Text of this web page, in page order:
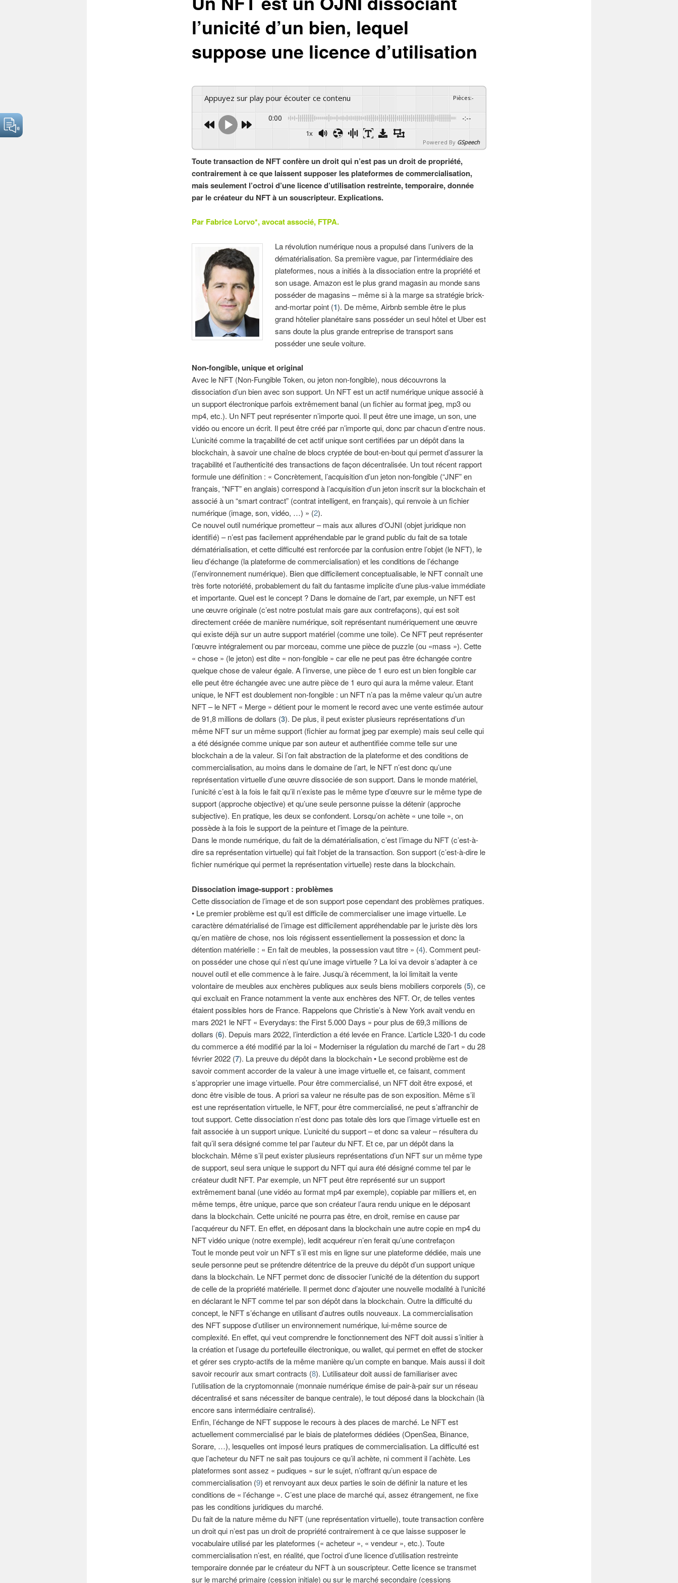
l’unicité d’un bien, lequel
suppose une licence d’utilisation
Appuyez sur play pour écouter ce contenu Pièces:-
0:00 -:--
1x
Powered By GSpeech
Toute transaction de NFT confère un droit qui n’est pas un droit de propriété,
contrairement à ce que laissent supposer les plateformes de commercialisation,
mais seulement l’octroi d’une licence d’utilisation restreinte, temporaire, donnée
par le créateur du NFT à un souscripteur. Explications.
Par Fabrice Lorvo*, avocat associé, FTPA.
La révolution numérique nous a propulsé dans l’univers de la
dématérialisation. Sa première vague, par l’intermédiaire des
plateformes, nous a initiés à la dissociation entre la propriété et
son usage. Amazon est le plus grand magasin au monde sans
posséder de magasins – même si à la marge sa stratégie brick-
and-mortar point (1). De même, Airbnb semble être le plus
grand hôtelier planétaire sans posséder un seul hôtel et Uber est
sans doute la plus grande entreprise de transport sans
posséder une seule voiture.
Non-fongible, unique et original
Avec le NFT (Non-Fungible Token, ou jeton non-fongible), nous découvrons la
dissociation d’un bien avec son support. Un NFT est un actif numérique unique associé à
un support électronique parfois extrêmement banal (un fichier au format jpeg, mp3 ou
mp4, etc.). Un NFT peut représenter n’importe quoi. Il peut être une image, un son, une
vidéo ou encore un écrit. Il peut être créé par n’importe qui, donc par chacun d’entre nous.
L’unicité comme la traçabilité de cet actif unique sont certifiées par un dépôt dans la
blockchain, à savoir une chaîne de blocs cryptée de bout-en-bout qui permet d’assurer la
traçabilité et l’authenticité des transactions de façon décentralisée. Un tout récent rapport
formule une définition : « Concrètement, l’acquisition d’un jeton non-fongible (“JNF” en
français, “NFT” en anglais) correspond à l’acquisition d’un jeton inscrit sur la blockchain et
associé à un “smart contract” (contrat intelligent, en français), qui renvoie à un fichier
numérique (image, son, vidéo, …) » (2).
Ce nouvel outil numérique prometteur – mais aux allures d’OJNI (objet juridique non
identifié) – n’est pas facilement appréhendable par le grand public du fait de sa totale
dématérialisation, et cette difficulté est renforcée par la confusion entre l’objet (le NFT), le
lieu d’échange (la plateforme de commercialisation) et les conditions de l’échange
(l’environnement numérique). Bien que difficilement conceptualisable, le NFT connaît une
très forte notoriété, probablement du fait du fantasme implicite d’une plus-value immédiate
et importante. Quel est le concept ? Dans le domaine de l’art, par exemple, un NFT est
une œuvre originale (c’est notre postulat mais gare aux contrefaçons), qui est soit
directement créée de manière numérique, soit représentant numériquement une œuvre
qui existe déjà sur un autre support matériel (comme une toile). Ce NFT peut représenter
l’œuvre intégralement ou par morceau, comme une pièce de puzzle (ou «mass »). Cette
« chose » (le jeton) est dite « non-fongible » car elle ne peut pas être échangée contre
quelque chose de valeur égale. A l’inverse, une pièce de 1 euro est un bien fongible car
elle peut être échangée avec une autre pièce de 1 euro qui aura la même valeur. Etant
unique, le NFT est doublement non-fongible : un NFT n’a pas la même valeur qu’un autre
NFT – le NFT « Merge » détient pour le moment le record avec une vente estimée autour
de 91,8 millions de dollars (3). De plus, il peut exister plusieurs représentations d’un
même NFT sur un même support (fichier au format jpeg par exemple) mais seul celle qui
a été désignée comme unique par son auteur et authentifiée comme telle sur une
blockchain a de la valeur. Si l’on fait abstraction de la plateforme et des conditions de
commercialisation, au moins dans le domaine de l’art, le NFT n’est donc qu’une
représentation virtuelle d’une œuvre dissociée de son support. Dans le monde matériel,
l’unicité c’est à la fois le fait qu’il n’existe pas le même type d’œuvre sur le même type de
support (approche objective) et qu’une seule personne puisse la détenir (approche
subjective). En pratique, les deux se confondent. Lorsqu’on achète « une toile », on
possède à la fois le support de la peinture et l’image de la peinture.
Dans le monde numérique, du fait de la dématérialisation, c’est l’image du NFT (c’est-à-
dire sa représentation virtuelle) qui fait l‘objet de la transaction. Son support (c’est-à-dire le
fichier numérique qui permet la représentation virtuelle) reste dans la blockchain.
Dissociation image-support : problèmes
Cette dissociation de l’image et de son support pose cependant des problèmes pratiques.
• Le premier problème est qu’il est difficile de commercialiser une image virtuelle. Le
caractère dématérialisé de l’image est difficilement appréhendable par le juriste dès lors
qu’en matière de chose, nos lois régissent essentiellement la possession et donc la
détention matérielle : « En fait de meubles, la possession vaut titre » (4). Comment peut-
on posséder une chose qui n’est qu’une image virtuelle ? La loi va devoir s’adapter à ce
nouvel outil et elle commence à le faire. Jusqu’à récemment, la loi limitait la vente
volontaire de meubles aux enchères publiques aux seuls biens mobiliers corporels (5), ce
qui excluait en France notamment la vente aux enchères des NFT. Or, de telles ventes
étaient possibles hors de France. Rappelons que Christie’s à New York avait vendu en
mars 2021 le NFT « Everydays: the First 5.000 Days » pour plus de 69,3 millions de
dollars (6). Depuis mars 2022, l’interdiction a été levée en France. L’article L320-1 du code
du commerce a été modifié par la loi « Moderniser la régulation du marché de l’art » du 28
février 2022 (7). La preuve du dépôt dans la blockchain • Le second problème est de
savoir comment accorder de la valeur à une image virtuelle et, ce faisant, comment
s’approprier une image virtuelle. Pour être commercialisé, un NFT doit être exposé, et
donc être visible de tous. A priori sa valeur ne résulte pas de son exposition. Même s’il
est une représentation virtuelle, le NFT, pour être commercialisé, ne peut s’affranchir de
tout support. Cette dissociation n’est donc pas totale dès lors que l’image virtuelle est en
fait associée à un support unique. L’unicité du support – et donc sa valeur – résultera du
fait qu’il sera désigné comme tel par l’auteur du NFT. Et ce, par un dépôt dans la
blockchain. Même s’il peut exister plusieurs représentations d’un NFT sur un même type
de support, seul sera unique le support du NFT qui aura été désigné comme tel par le
créateur dudit NFT. Par exemple, un NFT peut être représenté sur un support
extrêmement banal (une vidéo au format mp4 par exemple), copiable par milliers et, en
même temps, être unique, parce que son créateur l’aura rendu unique en le déposant
dans la blockchain. Cette unicité ne pourra pas être, en droit, remise en cause par
l’acquéreur du NFT. En effet, en déposant dans la blockchain une autre copie en mp4 du
NFT vidéo unique (notre exemple), ledit acquéreur n’en ferait qu’une contrefaçon
Tout le monde peut voir un NFT s’il est mis en ligne sur une plateforme dédiée, mais une
seule personne peut se prétendre détentrice de la preuve du dépôt d’un support unique
dans la blockchain. Le NFT permet donc de dissocier l’unicité de la détention du support
de celle de la propriété matérielle. Il permet donc d’ajouter une nouvelle modalité à l‘unicité
en déclarant le NFT comme tel par son dépôt dans la blockchain. Outre la difficulté du
concept, le NFT s’échange en utilisant d’autres outils nouveaux. La commercialisation
des NFT suppose d’utiliser un environnement numérique, lui-même source de
complexité. En effet, qui veut comprendre le fonctionnement des NFT doit aussi s’initier à
la création et l’usage du portefeuille électronique, ou wallet, qui permet en effet de stocker
et gérer ses crypto-actifs de la même manière qu’un compte en banque. Mais aussi il doit
savoir recourir aux smart contracts (8). L’utilisateur doit aussi de familiariser avec
l’utilisation de la cryptomonnaie (monnaie numérique émise de pair-à-pair sur un réseau
décentralisé et sans nécessiter de banque centrale), le tout déposé dans la blockchain (là
encore sans intermédiaire centralisé).
Enfin, l’échange de NFT suppose le recours à des places de marché. Le NFT est
actuellement commercialisé par le biais de plateformes dédiées (OpenSea, Binance,
Sorare, …), lesquelles ont imposé leurs pratiques de commercialisation. La difficulté est
que l’acheteur du NFT ne sait pas toujours ce qu’il achète, ni comment il l’achète. Les
plateformes sont assez « pudiques » sur le sujet, n’offrant qu’un espace de
commercialisation (9) et renvoyant aux deux parties le soin de définir la nature et les
conditions de « l’échange ». C’est une place de marché qui, assez étrangement, ne fixe
pas les conditions juridiques du marché.
Du fait de la nature même du NFT (une représentation virtuelle), toute transaction confère
un droit qui n’est pas un droit de propriété contrairement à ce que laisse supposer le
vocabulaire utilisé par les plateformes (« acheteur », « vendeur », etc.). Toute
commercialisation n’est, en réalité, que l’octroi d’une licence d’utilisation restreinte
temporaire donnée par le créateur du NFT à un souscripteur. Cette licence se transmet
sur le marché primaire (cession initiale) ou sur le marché secondaire (cessions